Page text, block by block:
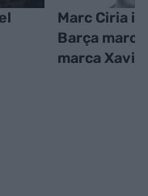
Marc Ciria i
Barça marca
marca Xavi